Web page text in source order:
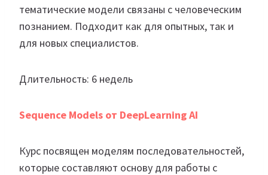
тематические модели связаны с человеческим
познанием. Подходит как для опытных, так и
для новых специалистов.
Длительность: 6 недель
Sequence Models от DeepLearning AI
Курс посвящен моделям последовательностей,
которые составляют основу для работы с